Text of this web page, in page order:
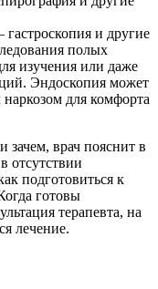
и другие
полых
изучения или даже
Эндоскопия может
для комфорта
зачем, врач пояснит в
отсутствии
подготовиться к
готовы
терапевта, на
лечение.